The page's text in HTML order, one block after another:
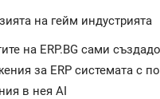
на гейм индустрията
на ERP.BG сами
за ERP системата с
в нея AI